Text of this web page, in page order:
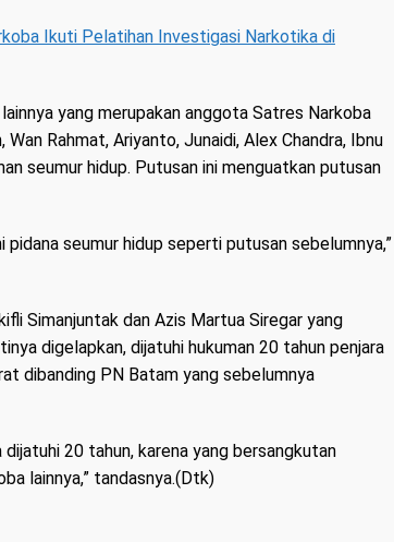
Ikuti Pelatihan Investigasi Narkotika di
yang merupakan anggota Satres Narkoba
Rahmat, Ariyanto, Junaidi, Alex Chandra, Ibnu
seumur hidup. Putusan ini menguatkan putusan
seumur hidup seperti putusan sebelumnya,”
Simanjuntak dan Azis Martua Siregar yang
digelapkan, dijatuhi hukuman 20 tahun penjara
dibanding PN Batam yang sebelumnya
20 tahun, karena yang bersangkutan
lainnya,” tandasnya.(Dtk)